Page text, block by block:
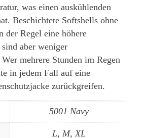
was einen auskühlenden
Beschichtete Softshells ohne
der Regel eine höhere
aber weniger
mehrere Stunden im Regen
in jedem Fall auf eine
zurückgreifen.
5001 Navy
L, M, XL